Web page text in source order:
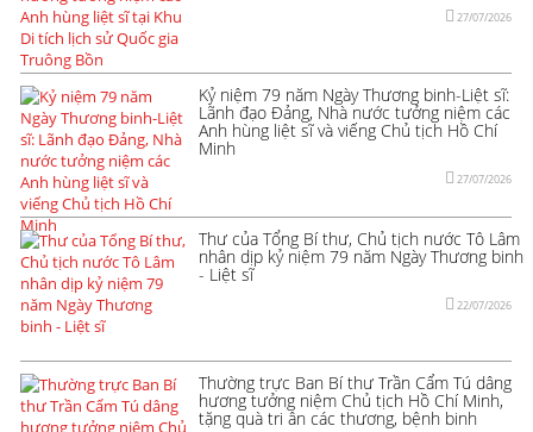
27/07/2026
Kỷ niệm 79 năm Ngày Thương binh-Liệt sĩ:
Lãnh đạo Đảng, Nhà nước tưởng niệm các
Anh hùng liệt sĩ và viếng Chủ tịch Hồ Chí
Minh
27/07/2026
Thư của Tổng Bí thư, Chủ tịch nước Tô Lâm
nhân dịp kỷ niệm 79 năm Ngày Thương binh
- Liệt sĩ
22/07/2026
Thường trực Ban Bí thư Trần Cẩm Tú dâng
hương tưởng niệm Chủ tịch Hồ Chí Minh,
tặng quà tri ân các thương, bệnh binh